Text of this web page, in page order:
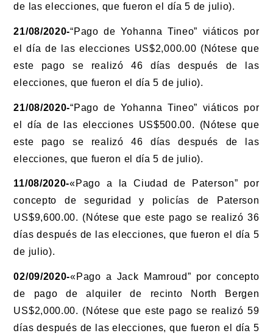
de las elecciones, que fueron el día 5 de julio).
21/08/2020-“Pago de Yohanna Tineo” viáticos por
el día de las elecciones US$2,000.00 (Nótese que
este pago se realizó 46 días después de las
elecciones, que fueron el día 5 de julio).
21/08/2020-“Pago de Yohanna Tineo” viáticos por
el día de las elecciones US$500.00. (Nótese que
este pago se realizó 46 días después de las
elecciones, que fueron el día 5 de julio).
11/08/2020-«Pago a la Ciudad de Paterson” por
concepto de seguridad y policías de Paterson
US$9,600.00. (Nótese que este pago se realizó 36
días después de las elecciones, que fueron el día 5
de julio).
02/09/2020-«Pago a Jack Mamroud” por concepto
de pago de alquiler de recinto North Bergen
US$2,000.00. (Nótese que este pago se realizó 59
días después de las elecciones, que fueron el día 5